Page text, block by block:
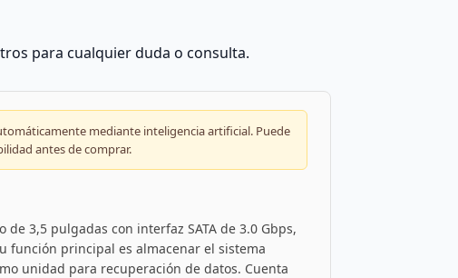
para cualquier duda o consulta.
mediante inteligencia artificial. Puede
antes de comprar.
3,5 pulgadas con interfaz SATA de 3.0 Gbps,
función principal es almacenar el sistema
unidad para recuperación de datos. Cuenta